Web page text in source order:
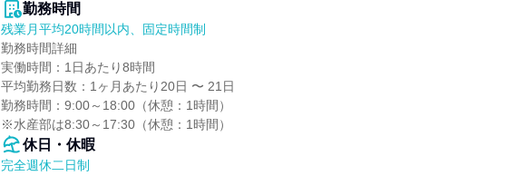
勤務時間
残業月平均20時間以内、固定時間制
勤務時間詳細
実働時間：1日あたり8時間
平均勤務日数：1ヶ月あたり20日 〜 21日
勤務時間：9:00～18:00（休憩：1時間）
※水産部は8:30～17:30（休憩：1時間）
休日・休暇
完全週休二日制